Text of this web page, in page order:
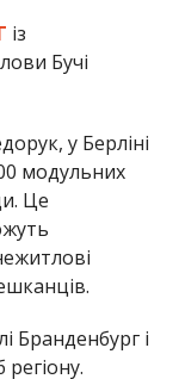
із
Бучі
у Берліні
модульних
Це
Бранденбург і